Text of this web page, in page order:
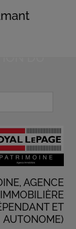
PAR
DU
AGENCE
IMMOBILIÈRE
ET
AUTONOME)